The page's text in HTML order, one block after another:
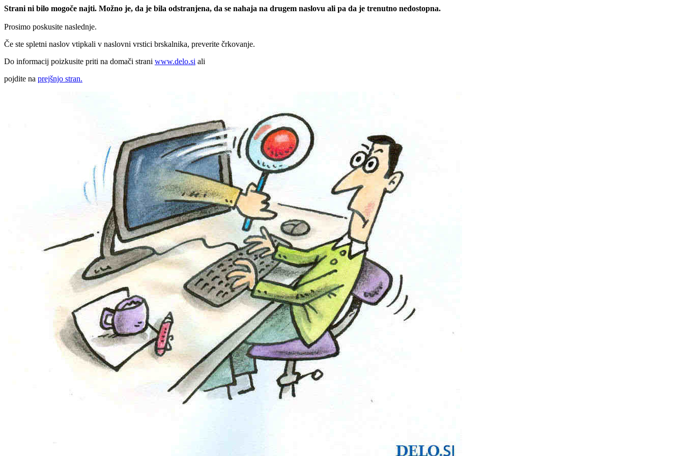
Strani ni bilo mogoče najti. Možno je, da je bila odstranjena, da se nahaja na drugem naslovu ali pa da je trenutno nedostopna.
Prosimo poskusite naslednje.
Če ste spletni naslov vtipkali v naslovni vrstici brskalnika, preverite črkovanje.
Do informacij poizkusite priti na domači strani www.delo.si ali
pojdite na prejšnjo stran.